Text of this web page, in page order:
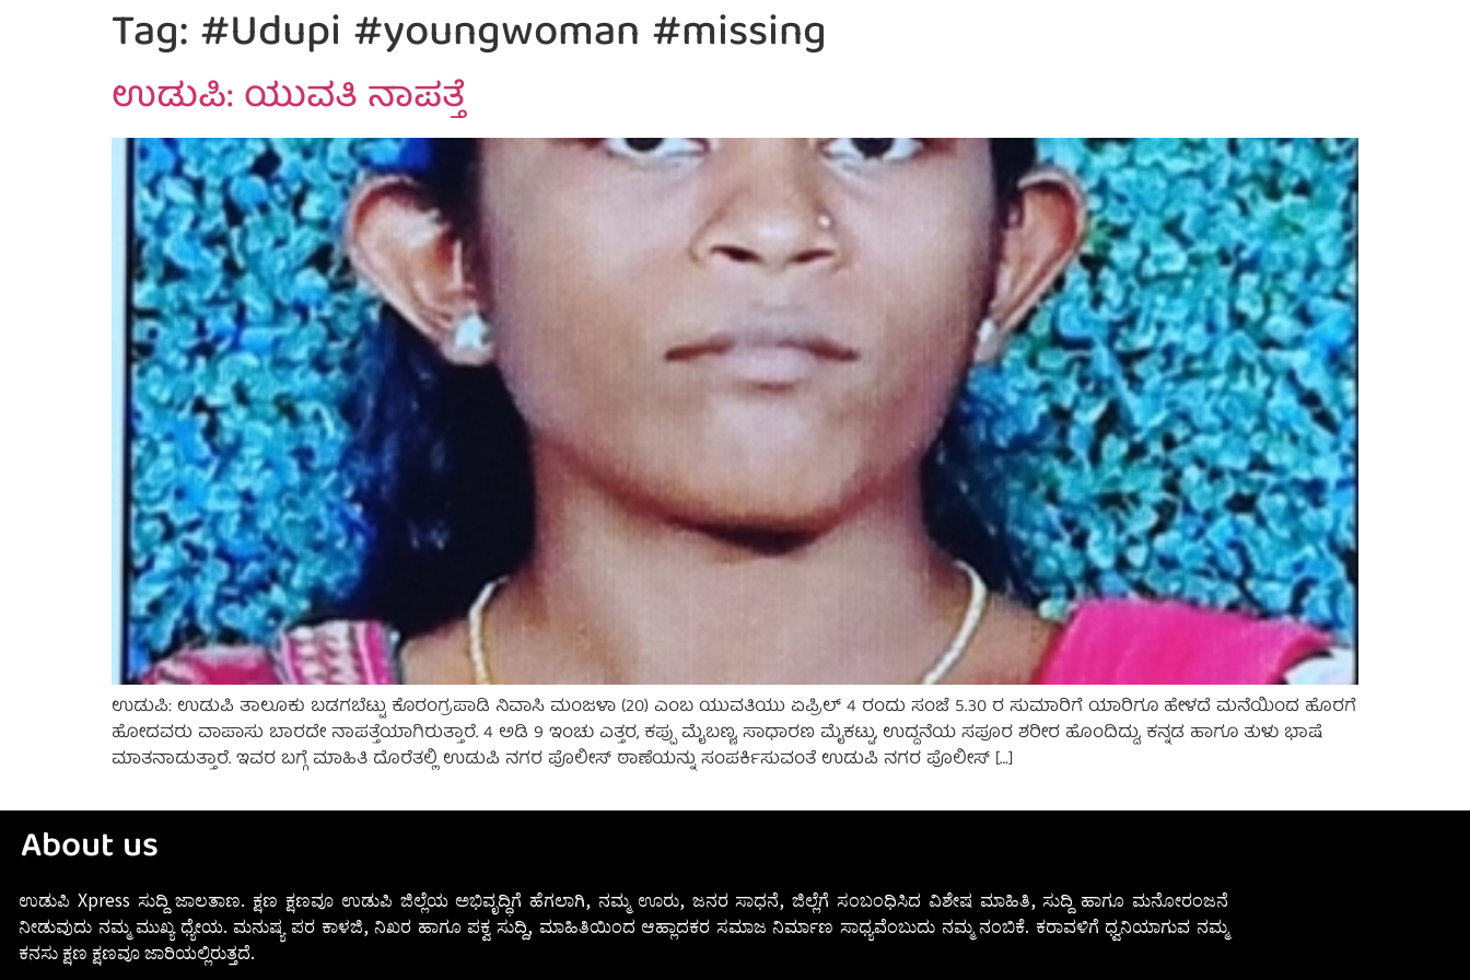
Tag:#Udupi #youngwoman #missing
ಉಡುಪಿ: ಯುವತಿ ನಾಪತ್ತೆ
ಉಡುಪಿ: ಉಡುಪಿ ತಾಲೂಕು ಬಡಗಬೆಟ್ಟು ಕೊರಂಗ್ರಪಾಡಿ ನಿವಾಸಿ ಮಂಜಳಾ (20) ಎಂಬ ಯುವತಿಯು ಏಪ್ರಿಲ್ 4 ರಂದು ಸಂಜೆ 5.30 ರ ಸುಮಾರಿಗೆ ಯಾರಿಗೂ ಹೇಳದೆ ಮನೆಯಿಂದ ಹೊರಗೆ
ಹೋದವರು ವಾಪಾಸು ಬಾರದೇ ನಾಪತ್ತೆಯಾಗಿರುತ್ತಾರೆ. 4 ಅಡಿ 9 ಇಂಚು ಎತ್ತರ, ಕಪ್ಪು ಮೈಬಣ್ಣ, ಸಾಧಾರಣ ಮೈಕಟ್ಟು, ಉದ್ದನೆಯ ಸಪೂರ ಶರೀರ ಹೊಂದಿದ್ದು, ಕನ್ನಡ ಹಾಗೂ ತುಳು ಭಾಷೆ
ಮಾತನಾಡುತ್ತಾರೆ. ಇವರ ಬಗ್ಗೆ ಮಾಹಿತಿ ದೊರೆತಲ್ಲಿ ಉಡುಪಿ ನಗರ ಪೊಲೀಸ್ ಠಾಣೆಯನ್ನು ಸಂಪರ್ಕಿಸುವಂತೆ ಉಡುಪಿ ನಗರ ಪೊಲೀಸ್ […]
About us
ಉಡುಪಿ Xpress ಸುದ್ದಿ ಜಾಲತಾಣ. ಕ್ಷಣ ಕ್ಷಣವೂ ಉಡುಪಿ ಜಿಲ್ಲೆಯ ಅಭಿವೃದ್ಧಿಗೆ ಹೆಗಲಾಗಿ, ನಮ್ಮ ಊರು, ಜನರ ಸಾಧನೆ, ಜಿಲ್ಲೆಗೆ ಸಂಬಂಧಿಸಿದ ವಿಶೇಷ ಮಾಹಿತಿ, ಸುದ್ದಿ ಹಾಗೂ ಮನೋರಂಜನೆ
ನೀಡುವುದು ನಮ್ಮ ಮುಖ್ಯ ಧ್ಯೇಯ. ಮನುಷ್ಯ ಪರ ಕಾಳಜಿ, ನಿಖರ ಹಾಗೂ ಪಕ್ವ ಸುದ್ದಿ, ಮಾಹಿತಿಯಿಂದ ಆಹ್ಲಾದಕರ ಸಮಾಜ ನಿರ್ಮಾಣ ಸಾಧ್ಯವೆಂಬುದು ನಮ್ಮ ನಂಬಿಕೆ. ಕರಾವಳಿಗೆ ಧ್ವನಿಯಾಗುವ ನಮ್ಮ
ಕನಸು ಕ್ಷಣ ಕ್ಷಣವೂ ಜಾರಿಯಲ್ಲಿರುತ್ತದೆ.